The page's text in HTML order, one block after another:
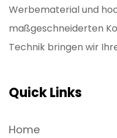
Werbematerial und
maßgeschneiderten
Technik bringen wir
Quick Links
Home